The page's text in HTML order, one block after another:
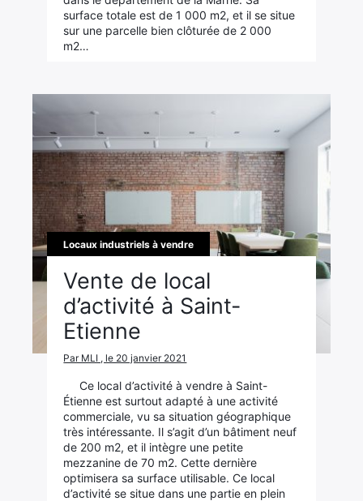
surface totale est de 1 000 m2, et il se situe
sur une parcelle bien clôturée de 2 000
m2…
Locaux industriels à vendre
Vente de local
d’activité à Saint-
Etienne
Par MLI , le 20 janvier 2021
Ce local d’activité à vendre à Saint-
Étienne est surtout adapté à une activité
commerciale, vu sa situation géographique
très intéressante. Il s’agit d’un bâtiment neuf
de 200 m2, et il intègre une petite
mezzanine de 70 m2. Cette dernière
optimisera sa surface utilisable. Ce local
d’activité se situe dans une partie en plein